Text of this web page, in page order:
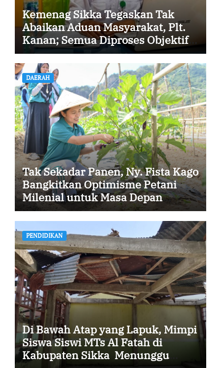
Kemenag Sikka Tegaskan Tak
Abaikan Aduan Masyarakat, Plt.
Kanan; Semua Diproses Objektif
dan Transparan
DAERAH
Tak Sekadar Panen, Ny. Fista Kago
Bangkitkan Optimisme Petani
Milenial untuk Masa Depan
Ketahanan Pangan Sikka
PENDIDIKAN
Di Bawah Atap yang Lapuk, Mimpi
Siswa Siswi MTs Al Fatah di
Kabupaten Sikka Menunggu